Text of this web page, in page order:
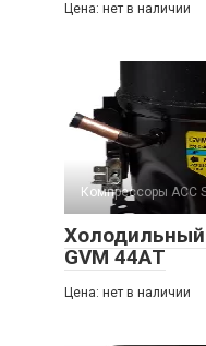
Цена: нет в наличии
Компрессоры ACC
GVM 44АT
Цена: нет в наличии